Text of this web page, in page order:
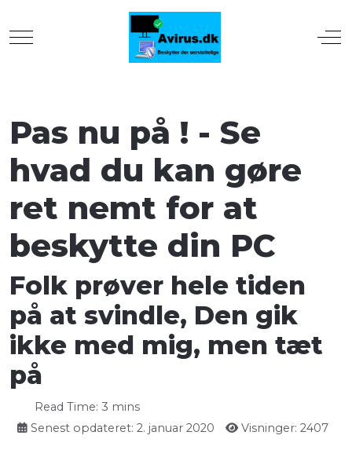
Mobile Menu Toggle
Pas nu på ! - Se
hvad du kan gøre
ret nemt for at
beskytte din PC
Folk prøver hele tiden
på at svindle, Den gik
ikke med mig, men tæt
på
Read Time: 3 mins
Senest opdateret: 2. januar 2020
Visninger: 2407